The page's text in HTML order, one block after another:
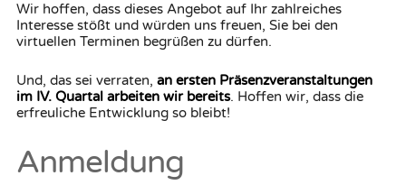
Wir hoffen, dass dieses Angebot auf Ihr zahlreiches
Interesse stößt und würden uns freuen, Sie bei den
virtuellen Terminen begrüßen zu dürfen.
Und, das sei verraten, an ersten Präsenzveranstaltungen
im IV. Quartal arbeiten wir bereits. Hoffen wir, dass die
erfreuliche Entwicklung so bleibt!
Anmeldung